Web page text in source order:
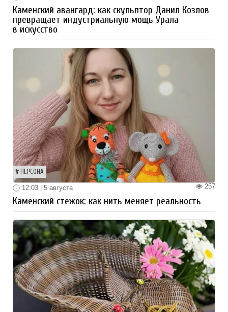
Каменский авангард: как скульптор Данил Козлов
превращает индустриальную мощь Урала
в искусство
ПЕРСОНА
257
12:03 | 5 августа
Каменский стежок: как нить меняет реальность